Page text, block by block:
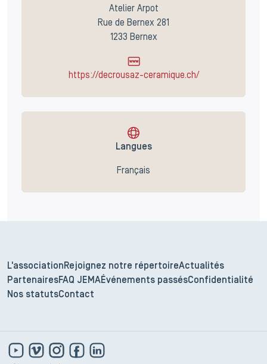
Atelier Arpot
Rue de Bernex 281
1233 Bernex
https://decrousaz-ceramique.ch/
Langues
Français
L'association Rejoignez notre répertoireActualités
PartenairesFAQ JEMAÉvénements passésConfidentialité
Nos statutsContact